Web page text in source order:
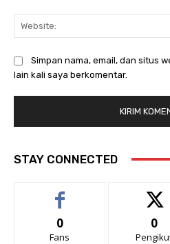
Simpan nama, email, dan situs
lain kali saya berkomentar.
STAY CONNECTED
0
Fans
0